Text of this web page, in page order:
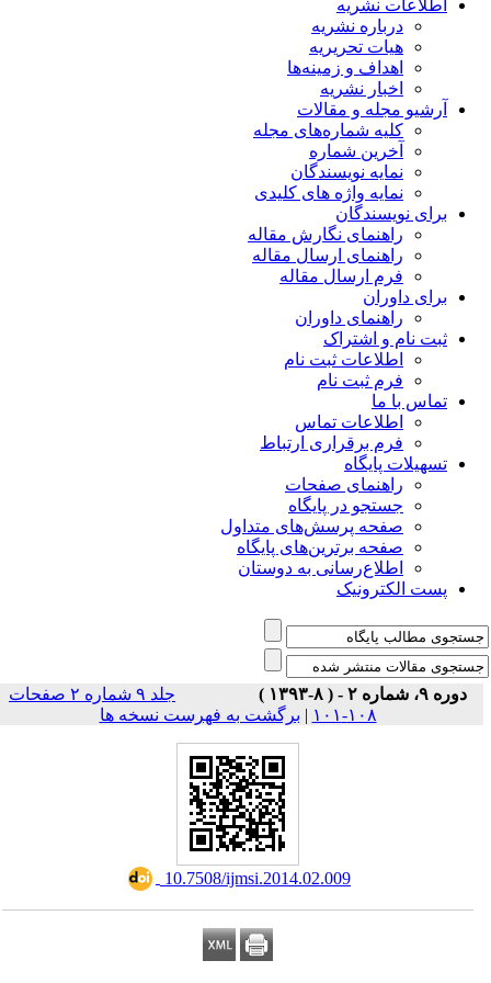
اطلاعات نشریه
درباره نشریه
هیات تحریریه
اهداف و زمینه‌ها
اخبار نشریه
آرشیو مجله و مقالات
کلیه شماره‌های مجله
آخرین شماره
نمایه نویسندگان
نمایه واژه های کلیدی
برای نویسندگان
راهنمای نگارش مقاله
راهنمای ارسال مقاله
فرم ارسال مقاله
برای داوران
راهنمای داوران
ثبت نام و اشتراک
اطلاعات ثبت نام
فرم ثبت نام
تماس با ما
اطلاعات تماس
فرم برقراری ارتباط
تسهیلات پایگاه
راهنمای صفحات
جستجو در پایگاه
صفحه پرسش‌های متداول
صفحه برترین‌های پایگاه
اطلاع‌رسانی به دوستان
پست الکترونیک
دوره ۹، شماره ۲ - ( ۸-۱۳۹۳ )
جلد ۹ شماره ۲ صفحات
۱۰۸-۱۰۱
| برگشت به فهرست نسخه ها
‎ 10.7508/ijmsi.2014.02.009